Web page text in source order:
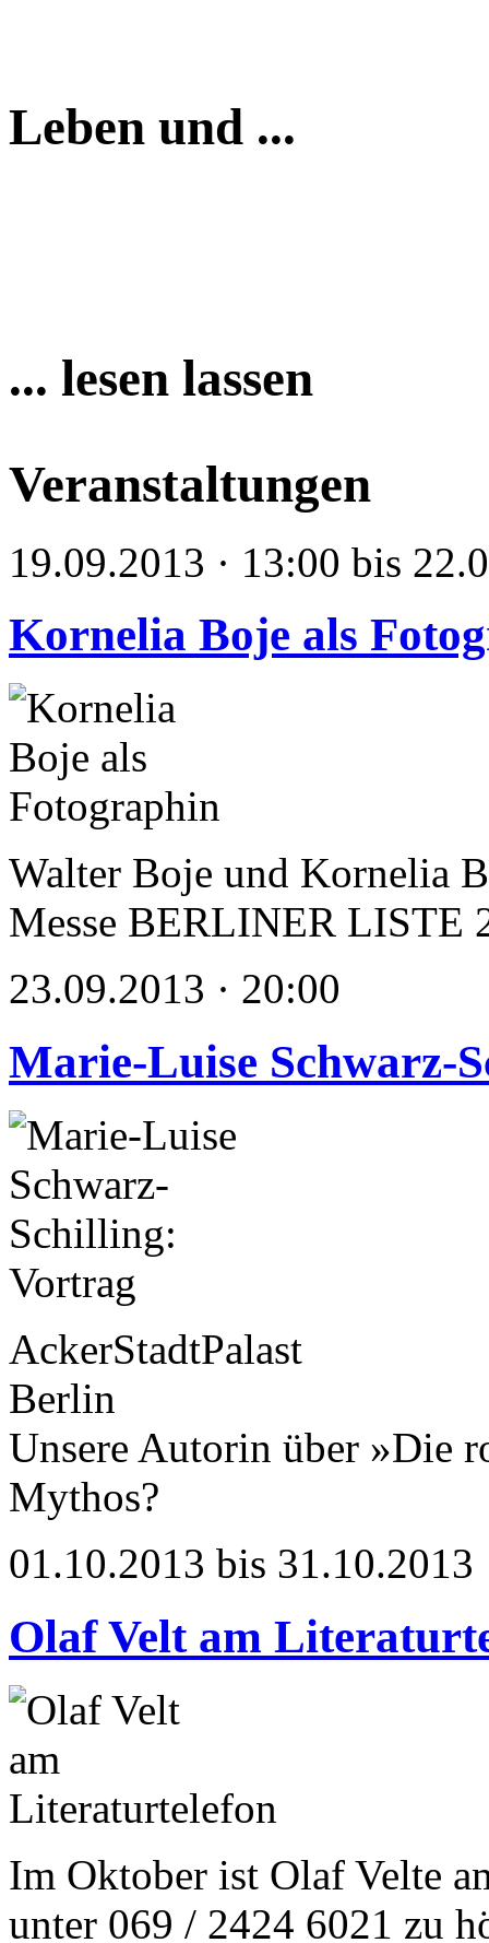
Leben und ...
... lesen lassen
Veranstaltungen
19.09.2013 · 13:00 bis
Kornelia Boje als
Walter Boje und Kornelia
Messe BERLINER LISTE
23.09.2013 · 20:00
Marie-Luise Schwarz-
AckerStadtPalast
Berlin
Unsere Autorin über »Die
Mythos?
01.10.2013 bis 31.10.2013
Olaf Velt am
Im Oktober ist Olaf Velte
unter 069 / 2424 6021 zu